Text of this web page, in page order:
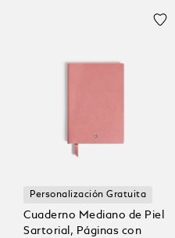
Personalización Gratuita
Cuaderno Mediano de Piel
Sartorial, Páginas con